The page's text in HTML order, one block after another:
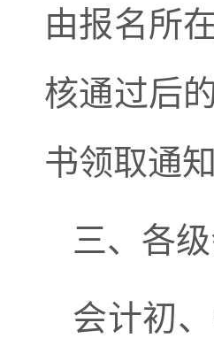
由报名所
核通过后
书领取通
三、各
会计初